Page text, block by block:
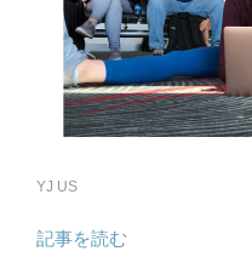
YJ US
記事を読む